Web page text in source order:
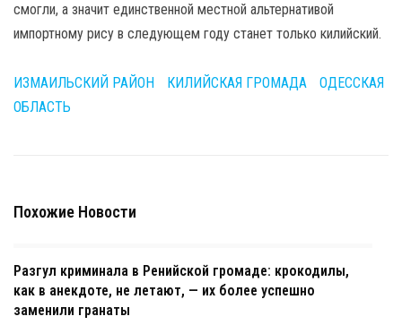
смогли, а значит единственной местной альтернативой
импортному рису в следующем году станет только килийский.
ИЗМАИЛЬСКИЙ РАЙОН КИЛИЙСКАЯ ГРОМАДА
ОДЕССКАЯ
ОБЛАСТЬ
Похожие Новости
Разгул криминала в Ренийской громаде: крокодилы,
как в анекдоте, не летают, — их более успешно
заменили гранаты